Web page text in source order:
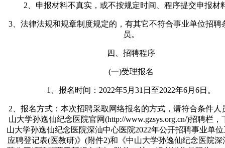
2、申报材料不真实，或不按规定时间、程序提交申报材
3、法律法规和规章制度规定的，有其它不符合事业单位招聘
员。
四、招聘程序
(一)受理报名
1、报名时间：2022年5月31日至2022年6月6日。
2、报名方式：本次招聘采取网络报名的方式，请符合条件人
山大学孙逸仙纪念医院官网(http://www.gzsys.org.cn/)招聘栏，
山大学孙逸仙纪念医院深汕中心医院2022年公开招聘事业单
应聘登记表(医教研)》(附件2)和《中山大学孙逸仙纪念医院深